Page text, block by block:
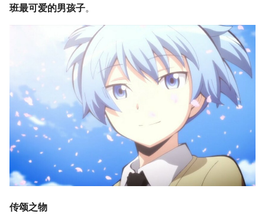
班最可爱的男孩子。
传颂之物